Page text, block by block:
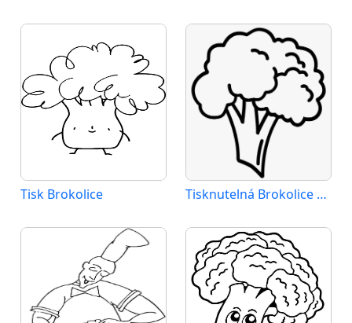
Tisk Brokolice Tisknutelná Brokolice Obrázek pro Děti